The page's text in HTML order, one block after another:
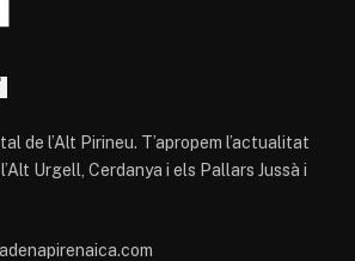
de l’Alt Pirineu. T’apropem l’actualitat
Urgell, Cerdanya i els Pallars Jussà i